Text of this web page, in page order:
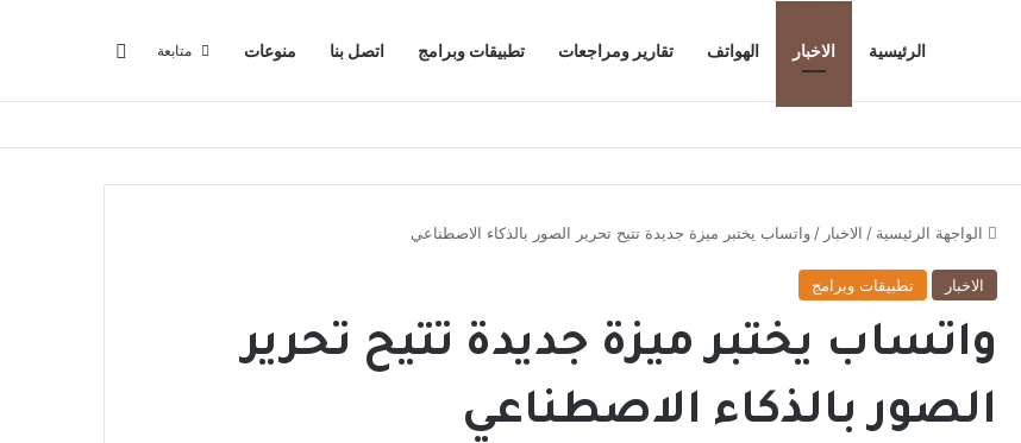
الرئيسية الاخبار الهواتف تقارير ومراجعات تطبيقات وبرامج اتصل بنا منوعات متابعة
الواجهة الرئيسية / الاخبار / واتساب يختبر ميزة جديدة تتيح تحرير الصور بالذكاء الاصطناعي
الاخبار تطبيقات وبرامج
واتساب يختبر ميزة جديدة تتيح تحرير
الصور بالذكاء الاصطناعي